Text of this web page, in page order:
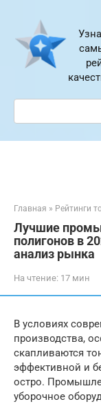
контенту
Поиск:
Главная » Рейтинги
Лучшие
полигонов в
анализ рынка
На чтение: 17 мин
В условиях
производства,
скапливаются
эффективной и
остро.
уборочное